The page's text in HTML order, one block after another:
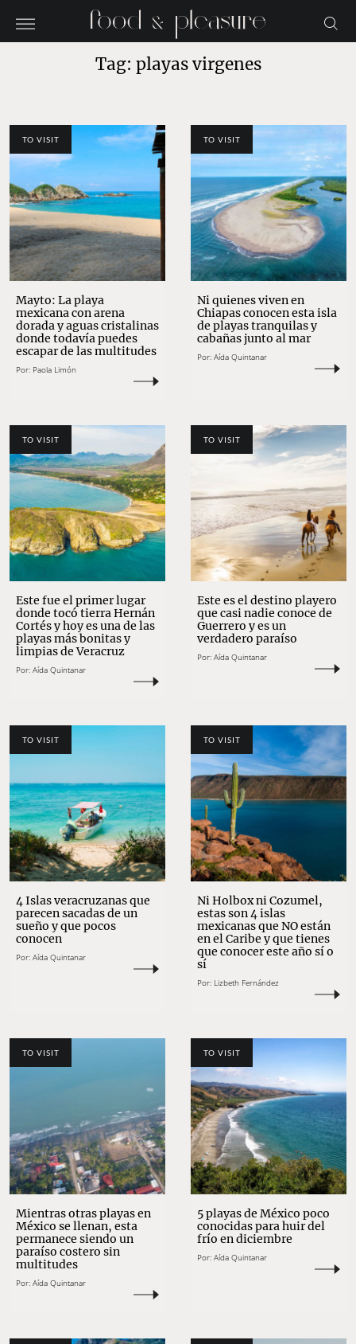
Tag: playas virgenes
TO VISIT
Mayto: La playa
mexicana con arena
dorada y aguas cristalinas
donde todavía puedes
escapar de las multitudes
Por: Paola Limón
TO VISIT
Ni quienes viven en
Chiapas conocen esta isla
de playas tranquilas y
cabañas junto al mar
Por: Aída Quintanar
TO VISIT
Este fue el primer lugar
donde tocó tierra Hernán
Cortés y hoy es una de las
playas más bonitas y
limpias de Veracruz
Por: Aída Quintanar
TO VISIT
Este es el destino playero
que casi nadie conoce de
Guerrero y es un
verdadero paraíso
Por: Aída Quintanar
TO VISIT
4 Islas veracruzanas que
parecen sacadas de un
sueño y que pocos
conocen
Por: Aída Quintanar
TO VISIT
Ni Holbox ni Cozumel,
estas son 4 islas
mexicanas que NO están
en el Caribe y que tienes
que conocer este año sí o
sí
Por: Lizbeth Fernández
TO VISIT
Mientras otras playas en
México se llenan, esta
permanece siendo un
paraíso costero sin
multitudes
Por: Aída Quintanar
TO VISIT
5 playas de México poco
conocidas para huir del
frío en diciembre
Por: Aída Quintanar